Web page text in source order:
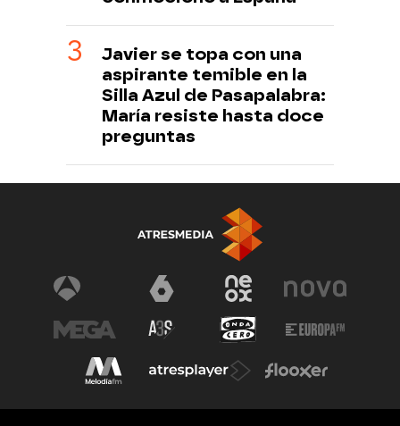
Javier se topa con una
aspirante temible en la
Silla Azul de Pasapalabra:
María resiste hasta doce
preguntas